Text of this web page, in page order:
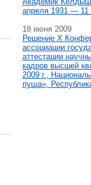
апреля 1931 — 11
18 июня 2009
Решение X
ассоциации
аттестации
кадров высшей
2009 г.,
пуща»,